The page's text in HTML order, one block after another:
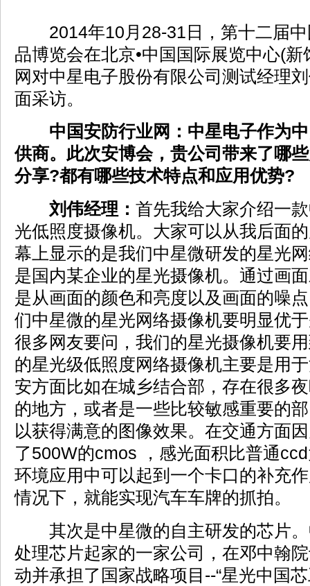
2014年10月28-31日，第十二届中
品博览会在北京•中国国际展览中心(
网对中星电子股份有限公司测试经理
面采访。
中国安防行业网：中星电子作为
供商。此次安博会，贵公司带来了哪
分享?都有哪些技术特点和应用优势?
刘伟经理： 首先我给大家介绍一
光低照度摄像机。大家可以从我后面
幕上显示的是我们中星微研发的星光
是国内某企业的星光摄像机。通过画
是从画面的颜色和亮度以及画面的噪
们中星微的星光网络摄像机要明显优
很多网友要问，我们的星光摄像机要
的星光级低照度网络摄像机主要是用
安方面比如在城乡结合部，存在很多
的地方，或者是一些比较敏感重要的
以获得满意的图像效果。在交通方面
了500W的cmos ，感光面积比普通
环境应用中可以起到一个卡口的补充
情况下，就能实现汽车车牌的抓拍。
其次是中星微的自主研发的芯片。
处理芯片起家的一家公司，在邓中翰
动并承担了国家战略项目--“星光中国